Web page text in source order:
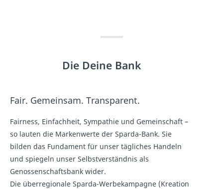
Die Deine Bank
Fair. Gemeinsam. Transparent.
Fairness, Einfachheit, Sympathie und Gemeinschaft –
so lauten die Markenwerte der Sparda-Bank. Sie
bilden das Fundament für unser tägliches Handeln
und spiegeln unser Selbstverständnis als
Genossenschaftsbank wider.
Die überregionale Sparda-Werbekampagne (Kreation